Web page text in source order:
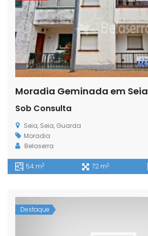
Moradia Geminada em Seia
Sob Consulta
Seia, Seia, Guarda
Moradia
Belaserra
54 m2 72 m2
Destaque